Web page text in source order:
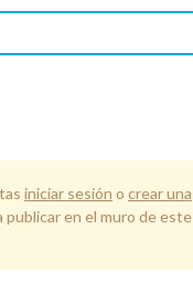
iniciar sesión o crear una
publicar en el muro de este